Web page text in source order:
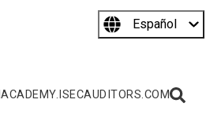
Español
ACADEMY.ISECAUDITORS.COM